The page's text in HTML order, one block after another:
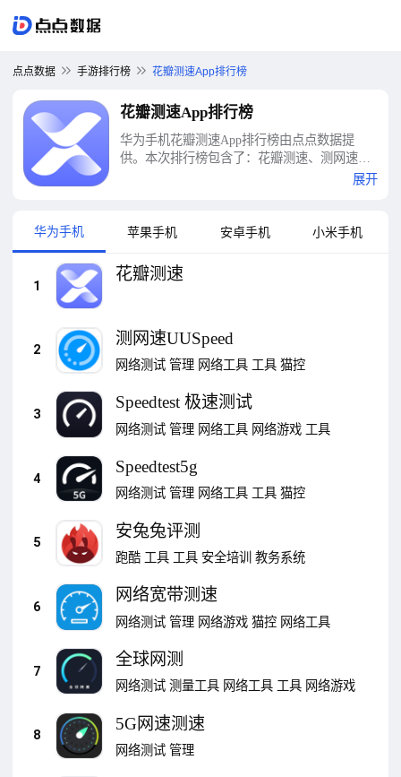
点点数据 手游排行榜 花瓣测速App排行榜
花瓣测速App排行榜
华为手机花瓣测速App排行榜由点点数据提
供。本次排行榜包含了：花瓣测速、测网速
UUSpeed、Speedtest 极速测试、Speedtest5g、
瓣测速App排行榜
展开
华为手机 苹果手机 安卓手机 小米手机
1
花瓣测速
2
测网速UUSpeed
网络测试 管理 网络工具 工具 猫控
3
Speedtest 极速测试
网络测试 管理 网络工具 网络游戏 工具
4
Speedtest5g
网络测试 管理 网络工具 工具 猫控
5
安兔兔评测
跑酷 工具 工具 安全培训 教务系统
6
网络宽带测速
网络测试 管理 网络游戏 猫控 网络工具
7
全球网测
网络测试 测量工具 网络工具 工具 网络游戏
8
5G网速测速
网络测试 管理